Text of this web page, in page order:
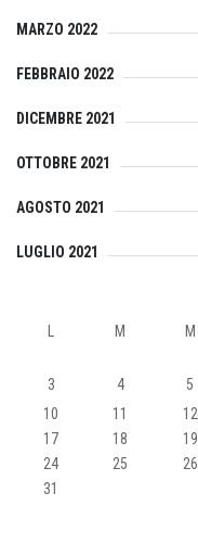
MARZO 2022
FEBBRAIO 2022
DICEMBRE 2021
OTTOBRE 2021
AGOSTO 2021
LUGLIO 2021
M M
3
4 5
10
11 12
17
18 19
24
25 26
31